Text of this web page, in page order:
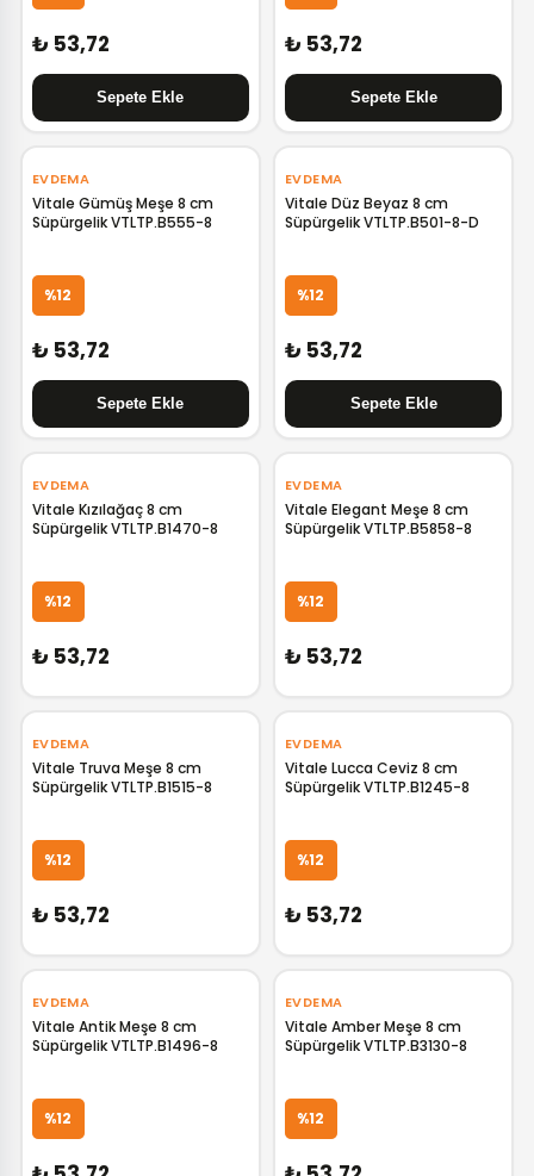
₺ 53,72 ₺ 53,72
EVDEMA
Vitale Gümüş Meşe 8 cm
Süpürgelik VTLTP.B555-8
%12
₺ 53,72
EVDEMA
Vitale Düz Beyaz 8 cm
Süpürgelik VTLTP.B501-8-D
%12
₺ 53,72
EVDEMA
Vitale Kızılağaç 8 cm
Süpürgelik VTLTP.B1470-8
%12
₺ 53,72
EVDEMA
Vitale Elegant Meşe 8 cm
Süpürgelik VTLTP.B5858-8
%12
₺ 53,72
EVDEMA
Vitale Truva Meşe 8 cm
Süpürgelik VTLTP.B1515-8
%12
₺ 53,72
EVDEMA
Vitale Lucca Ceviz 8 cm
Süpürgelik VTLTP.B1245-8
%12
₺ 53,72
EVDEMA
Vitale Antik Meşe 8 cm
Süpürgelik VTLTP.B1496-8
%12
EVDEMA
Vitale Amber Meşe 8 cm
Süpürgelik VTLTP.B3130-8
%12